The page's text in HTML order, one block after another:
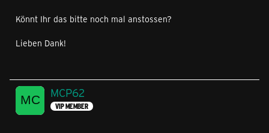
Könnt Ihr das bitte noch mal anstossen?
Lieben Dank!
MCP62
VIP MEMBER